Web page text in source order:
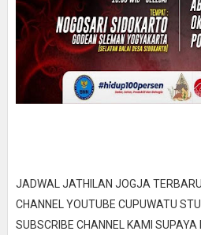
JADWAL JATHILAN JOGJA
CHANNEL YOUTUBE CUPUWATU
SUBSCRIBE CHANNEL KAMI